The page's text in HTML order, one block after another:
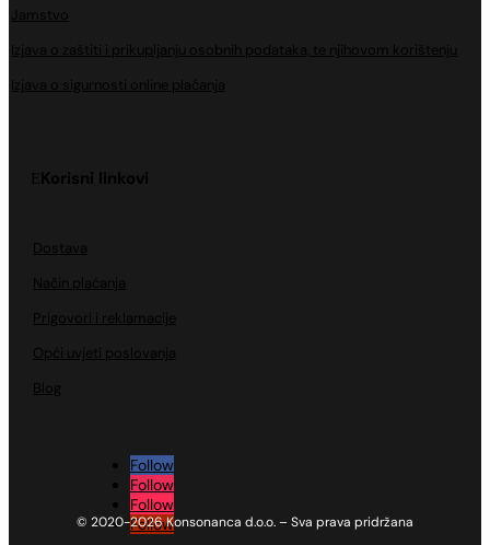
Jamstvo
Izjava o zaštiti i prikupljanju osobnih podataka, te njihovom korištenju
Izjava o sigurnosti online plaćanja
Korisni linkovi
Dostava
Način plaćanja
Prigovori i reklamacije
Opći uvjeti poslovanja
Blog
Follow
Follow
Follow
Follow
© 2020-2026 Konsonanca d.o.o. – Sva prava pridržana